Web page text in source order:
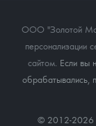
ООО "Золотой
персонализации
сайтом . Если
обрабатывались,
© 2012-2026